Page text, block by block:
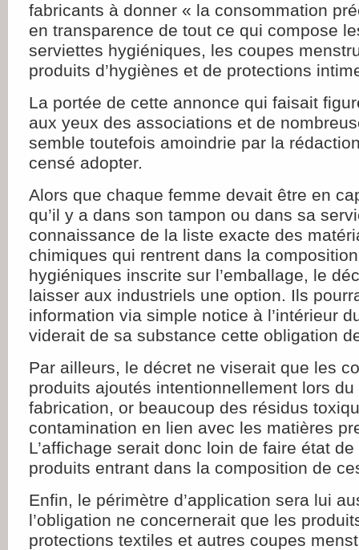
fabricants à donner « la consommation
en transparence de tout ce qui compose
serviettes hygiéniques, les coupes
produits d’hygiènes et de protections
La portée de cette annonce qui faisait
aux yeux des associations et de
semble toutefois amoindrie par la
censé adopter.
Alors que chaque femme devait être en
qu’il y a dans son tampon ou dans sa
connaissance de la liste exacte des
chimiques qui rentrent dans la
hygiéniques inscrite sur l’emballage, le
laisser aux industriels une option. Ils
information via simple notice à l’intérieur
viderait de sa substance cette obligation
Par ailleurs, le décret ne viserait que les
produits ajoutés intentionnellement lors
fabrication, or beaucoup des résidus
contamination en lien avec les matières
L’affichage serait donc loin de faire état de
produits entrant dans la composition de
Enfin, le périmètre d’application sera lui
l’obligation ne concernerait que les
protections textiles et autres coupes